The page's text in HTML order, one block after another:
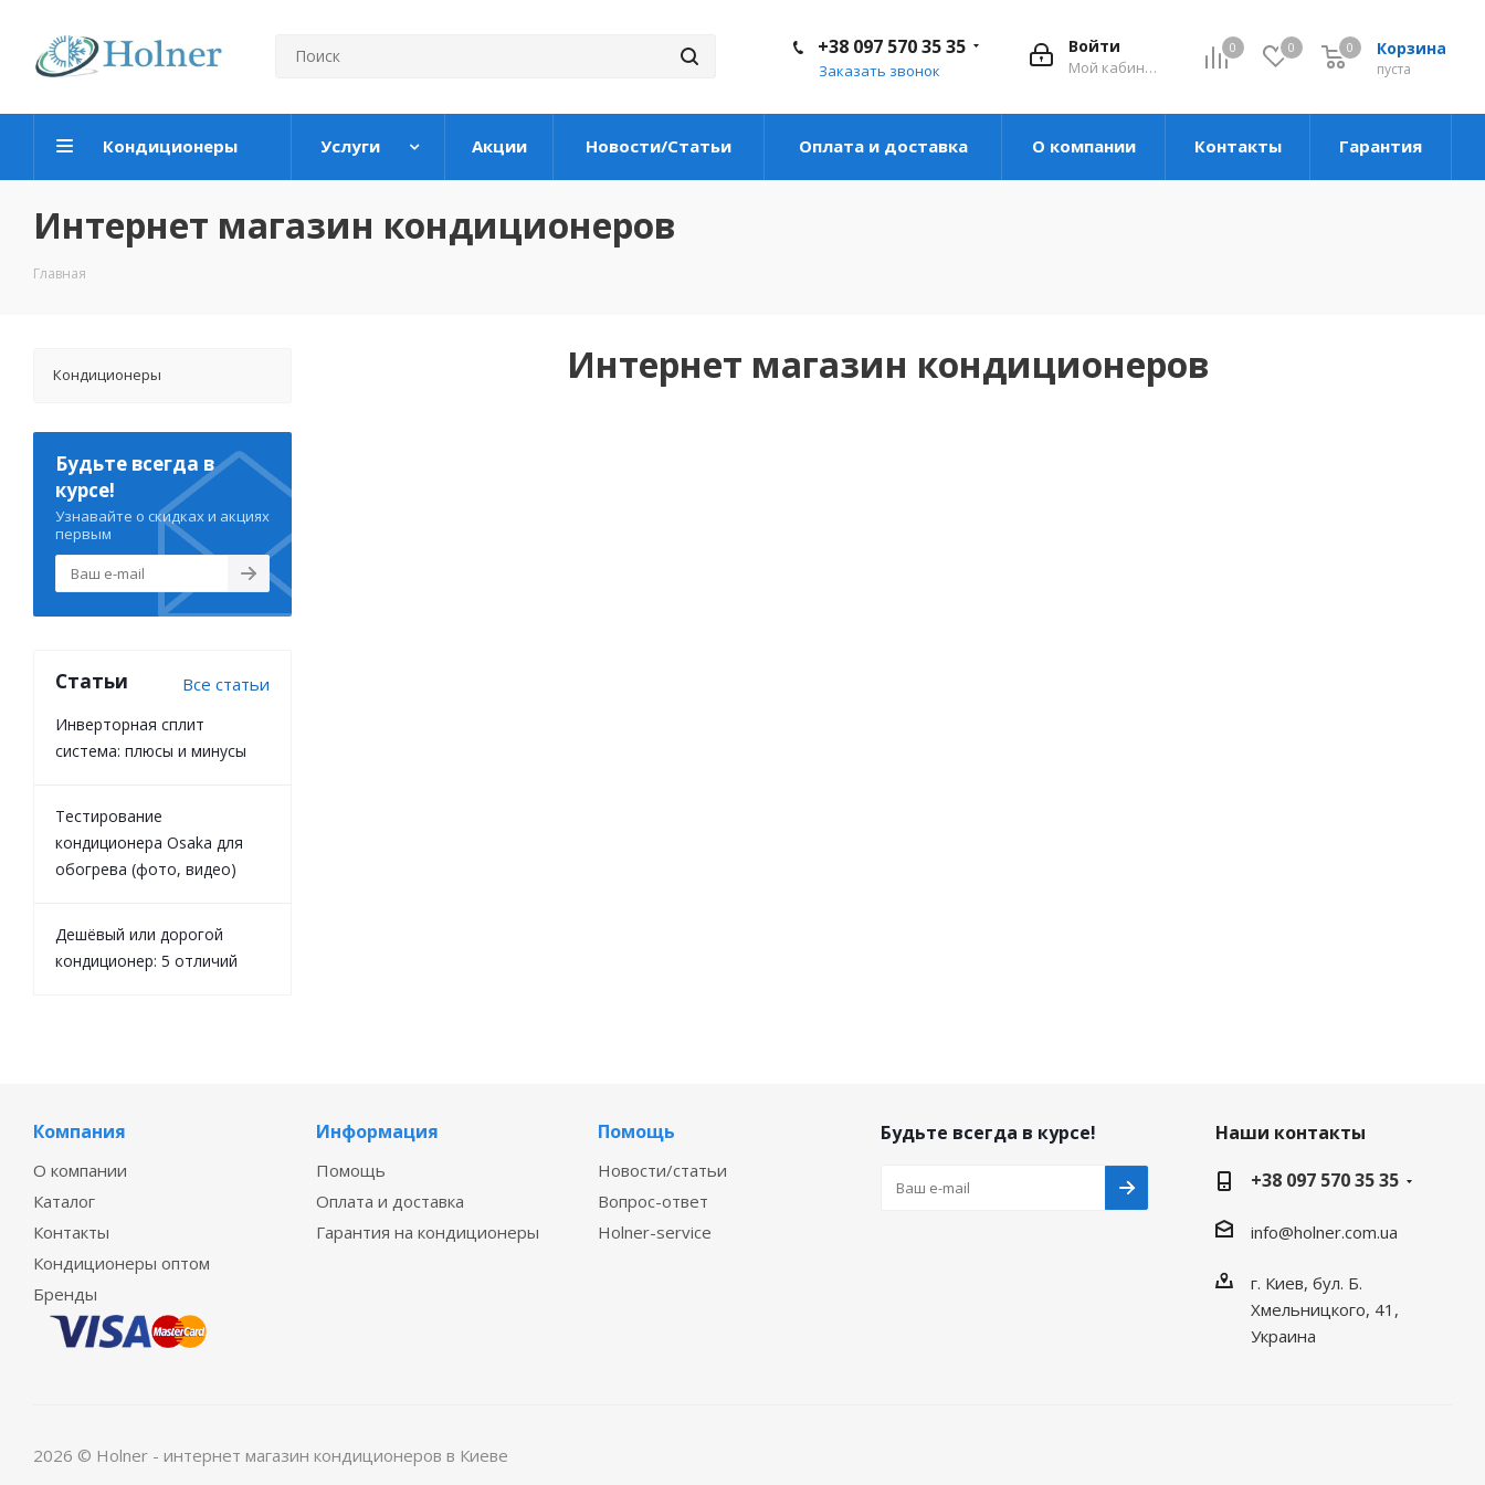
0 0 Корзина
пуста
0
Войти
Мой кабинет
+38 097 570 35 35
Заказать звонок
Кондиционеры Услуги Акции Новости/Статьи Оплата и доставка О компании Контакты Гарантия
Интернет магазин кондиционеров
Главная
Интернет магазин кондиционеров
Кондиционеры
Будьте всегда в
курсе!
Узнавайте о скидках и акциях
первым
Статьи Все статьи
Инверторная сплит
система: плюсы и минусы
Тестирование
кондиционера Osaka для
обогрева (фото, видео)
Дешёвый или дорогой
кондиционер: 5 отличий
Компания
О компании
Каталог
Контакты
Кондиционеры оптом
Бренды
Информация
Помощь
Оплата и доставка
Гарантия на кондиционеры
Помощь
Новости/статьи
Вопрос-ответ
Holner-service
Будьте всегда в курсе!
Наши контакты
+38 097 570 35 35
info@holner.com.ua
г. Киев, бул. Б.
Хмельницкого, 41,
Украина
2026 © Holner - интернет магазин кондиционеров в Киеве